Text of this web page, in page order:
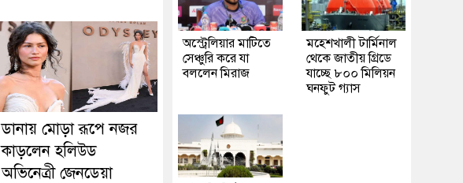
ডানায় মোড়া রূপে নজর
কাড়লেন হলিউড
অভিনেত্রী জেনডেয়া
অস্ট্রেলিয়ার মাটিতে
সেঞ্চুরি করে যা
বললেন মিরাজ
মহেশখালী টার্মিনাল
থেকে জাতীয় গ্রিডে
যাচ্ছে ৮০০ মিলিয়ন
ঘনফুট গ্যাস